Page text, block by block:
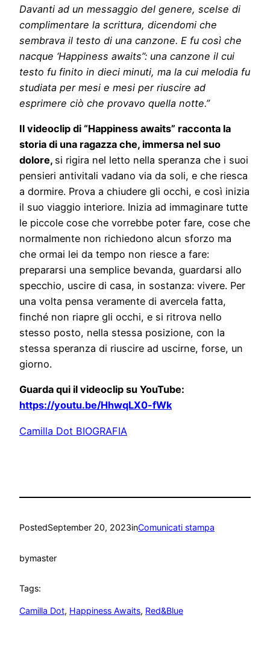
Davanti ad un messaggio del genere, scelse di
complimentare la scrittura, dicendomi che
sembrava il testo di una canzone. E fu così che
nacque ‘Happiness awaits”: una canzone il cui
testo fu finito in dieci minuti, ma la cui melodia fu
studiata per mesi e mesi per riuscire ad
esprimere ciò che provavo quella notte.”
Il videoclip di “Happiness awaits” racconta la
storia di una ragazza che, immersa nel suo
dolore, si rigira nel letto nella speranza che i suoi
pensieri antivitali vadano via da soli, e che riesca
a dormire. Prova a chiudere gli occhi, e così inizia
il suo viaggio interiore. Inizia ad immaginare tutte
le piccole cose che vorrebbe poter fare, cose che
normalmente non richiedono alcun sforzo ma
che ormai lei da tempo non riesce a fare:
prepararsi una semplice bevanda, guardarsi allo
specchio, uscire di casa, in sostanza: vivere. Per
una volta pensa veramente di avercela fatta,
finché non riapre gli occhi, e si ritrova nello
stesso posto, nella stessa posizione, con la
stessa speranza di riuscire ad uscirne, forse, un
giorno.
Guarda qui il videoclip su YouTube:
https://youtu.be/HhwqLX0-fWk
Camilla Dot BIOGRAFIA
PostedSeptember 20, 2023inComunicati stampa
bymaster
Tags:
Camilla Dot, Happiness Awaits, Red&Blue